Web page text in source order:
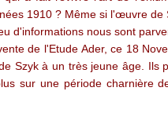
1910 ? Même si l'œuvre de
d'informations nous sont
de l'Etude Ader, ce 18
Szyk à un très jeune âge. Ils
sur une période charnière